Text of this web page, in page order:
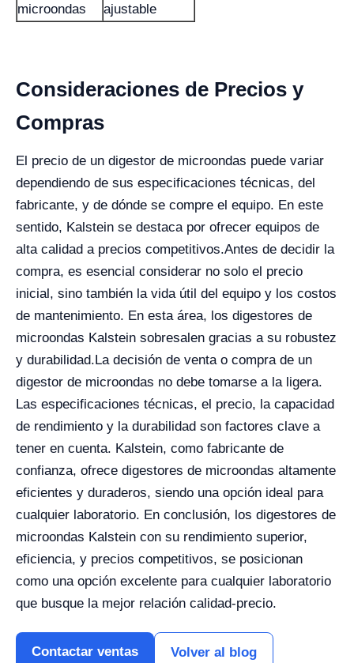
microondas
ajustable
Consideraciones de Precios y
Compras
El precio de un digestor de microondas puede variar
dependiendo de sus especificaciones técnicas, del
fabricante, y de dónde se compre el equipo. En este
sentido, Kalstein se destaca por ofrecer equipos de
alta calidad a precios competitivos.Antes de decidir la
compra, es esencial considerar no solo el precio
inicial, sino también la vida útil del equipo y los costos
de mantenimiento. En esta área, los digestores de
microondas Kalstein sobresalen gracias a su robustez
y durabilidad.La decisión de venta o compra de un
digestor de microondas no debe tomarse a la ligera.
Las especificaciones técnicas, el precio, la capacidad
de rendimiento y la durabilidad son factores clave a
tener en cuenta. Kalstein, como fabricante de
confianza, ofrece digestores de microondas altamente
eficientes y duraderos, siendo una opción ideal para
cualquier laboratorio. En conclusión, los digestores de
microondas Kalstein con su rendimiento superior,
eficiencia, y precios competitivos, se posicionan
como una opción excelente para cualquier laboratorio
que busque la mejor relación calidad-precio.
Contactar ventas Volver al blog